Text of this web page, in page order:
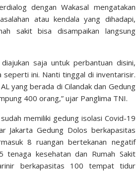
dengan Wakasal mengatakan
atau kendala yang dihadapi,
sakit bisa disampaikan langsung
saja untuk perbantuan disini,
seperti ini. Nanti tinggal di inventarisir.
yang berada di Cilandak dan Gedung
400 orang,” ujar Panglima TNI.
memiliki gedung isolasi Covid-19
Jakarta Gedung Dolos berkapasitas
8 ruangan bertekanan negatif
tenaga kesehatan dan Rumah Sakit
berkapasitas 100 tempat tidur